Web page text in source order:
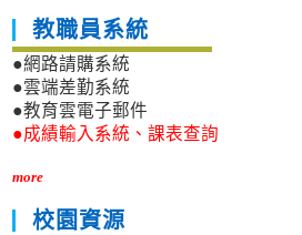
教職員系統
●網路請購系統
●雲端差勤系統
●教育雲電子郵件
●成績輸入系統、課表查詢
more
校園資源